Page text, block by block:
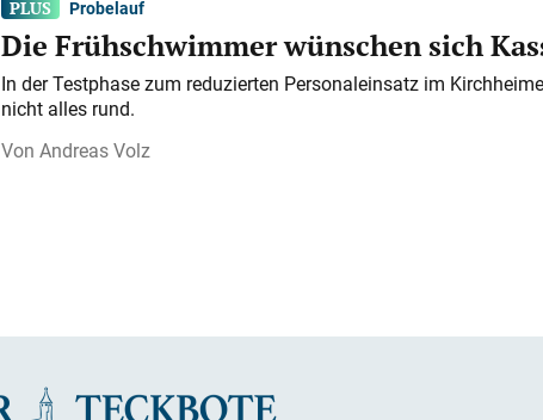
Probelauf
Die Frühschwimmer wünschen sich
In der Testphase zum reduzierten Personaleinsatz im
nicht alles rund.
Andreas Volz